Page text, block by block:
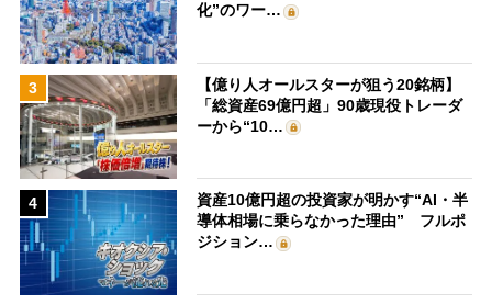
化”のワー…
3
【億り人オールスターが狙う20銘柄】
「総資産69億円超」90歳現役トレーダ
ーから“10…
4
資産10億円超の投資家が明かす“AI・半
導体相場に乗らなかった理由” フルポ
ジション…